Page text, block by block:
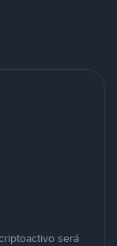
será